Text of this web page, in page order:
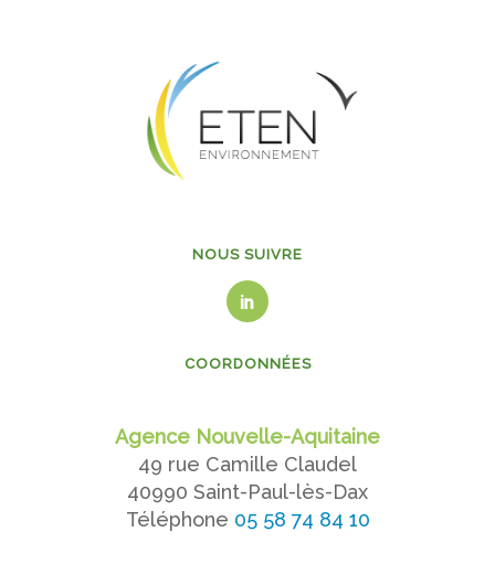
NOUS SUIVRE
COORDONNÉES
Agence Nouvelle-Aquitaine
49 rue Camille Claudel
40990 Saint-Paul-lès-Dax
Téléphone 05 58 74 84 10